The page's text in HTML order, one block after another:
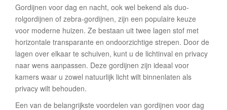
Gordijnen voor dag en nacht, ook wel bekend als duo-
rolgordijnen of zebra-gordijnen, zijn een populaire keuze
voor moderne huizen. Ze bestaan uit twee lagen stof met
horizontale transparante en ondoorzichtige strepen. Door de
lagen over elkaar te schuiven, kunt u de lichtinval en privacy
naar wens aanpassen. Deze gordijnen zijn ideaal voor
kamers waar u zowel natuurlijk licht wilt binnenlaten als
privacy wilt behouden.
Een van de belangrijkste voordelen van gordijnen voor dag